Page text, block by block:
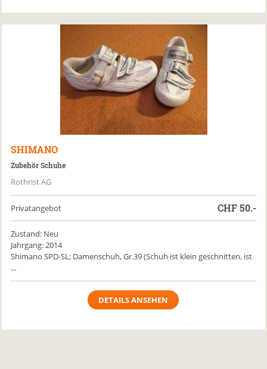
SHIMANO
Zubehör Schuhe
Rothrist AG
Privatangebot CHF50.-
Zustand: Neu
Jahrgang: 2014
Shimano SPD-SL; Damenschuh, Gr.39 (Schuh ist klein geschnitten, ist
...
DETAILS ANSEHEN